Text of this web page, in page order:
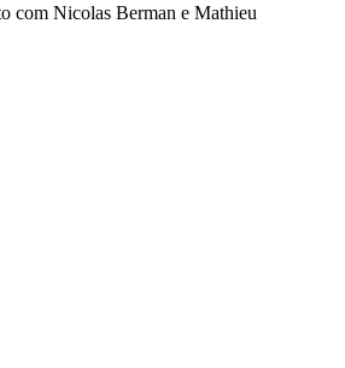
com Nicolas Berman e Mathieu